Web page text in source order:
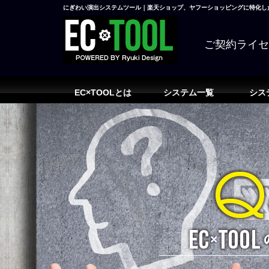
にぎわい演出システムツール｜楽天ショップ、ヤフーショッピングに特化
ご契約ライ
EC×TOOLとは システム一覧 シス